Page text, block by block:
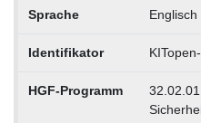
Sprache Englisch
Identifikator
HGF-Programm